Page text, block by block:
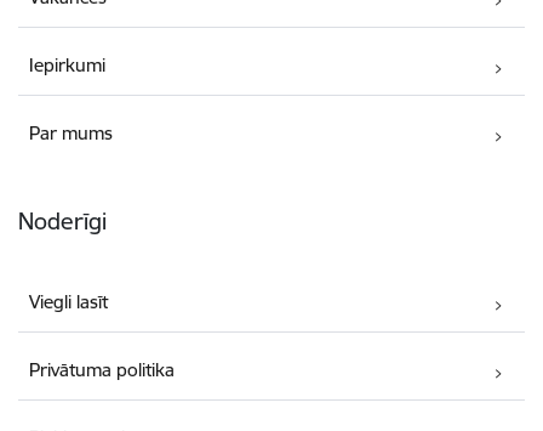
Iepirkumi
Par mums
Noderīgi
Viegli lasīt
Privātuma politika